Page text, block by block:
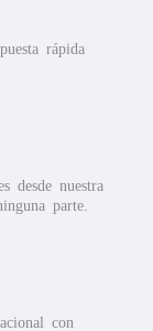
rápida
desde nuestra
parte.
con